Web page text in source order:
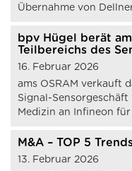
Übernahme von
bpv Hügel berät
Teilbereichs des
16. Februar 2026
ams OSRAM verkauft
Signal-
Medizin an Infineon für
M&A – TOP 5
13. Februar 2026